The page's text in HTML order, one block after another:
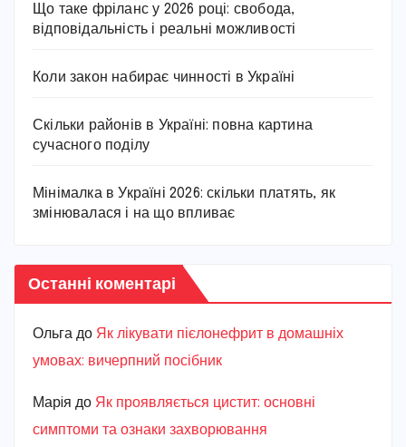
Що таке фріланс у 2026 році: свобода,
відповідальність і реальні можливості
Коли закон набирає чинності в Україні
Скільки районів в Україні: повна картина
сучасного поділу
Мінімалка в Україні 2026: скільки платять, як
змінювалася і на що впливає
Останні коментарі
Ольга до Як лікувати пієлонефрит в домашніх
умовах: вичерпний посібник
Марiя до Як проявляється цистит: основні
симптоми та ознаки захворювання